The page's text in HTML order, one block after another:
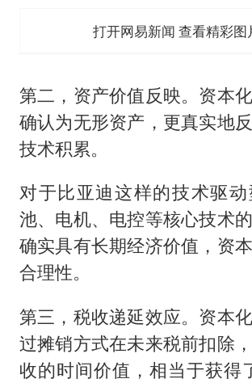
打开网易新闻 查看精彩图
第二，资产价值反映。资本
确认为无形资产，更真实地
技术积累。
对于比亚迪这样的技术驱
池、电机、电控等核心技术
确实具有长期经济价值，资
合理性。
第三，税收递延效应。资本
过摊销方式在未来税前扣除
收的时间价值，相当于获得